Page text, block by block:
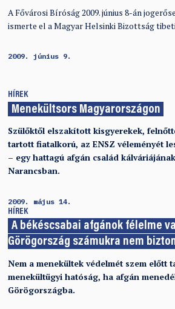
A Fővárosi Bíróság 2009. június 8-án
ismerte el a Magyar Helsinki Bizottság
2009. június 9.
HÍREK
Menekültsors Magyarországon
Szülőktől elszakított kisgyerekek,
tartott fiatalkorú, az ENSZ véleményét
– egy hattagú afgán család
Narancsban.
2009. május 14.
HÍREK
A békéscsabai afgánok félelme
Görögország számukra nem
Nem a menekültek védelmét szem előtt
menekültügyi hatóság, ha afgán
Görögországba.